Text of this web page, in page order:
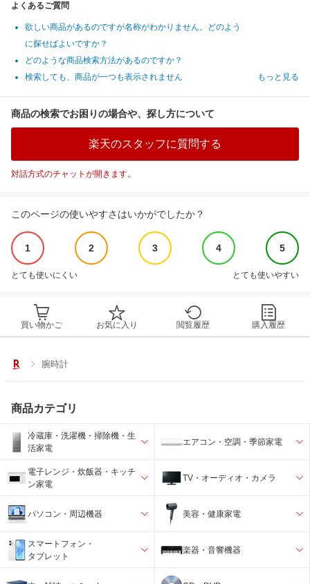
よくあるご質問
欲しい商品があるのですが名称がわかりません。どのよう
に探せばよいですか？
どのような商品検索方法があるのですか？
検索しても、商品が一つも表示されません
もっと見る
商品の検索でお困りの場合や、探し方について
楽天のスタッフに質問する
対話方式のチャットが開きます。
このページの使いやすさはいかがでしたか？
1 2 3 4 5
とても使いにくい とても使いやすい
買い物かご お気に入り 閲覧履歴 購入履歴
腕時計
商品カテゴリ
冷蔵庫・洗濯機・掃除機・生
活家電
エアコン・空調・季節家電
電子レンジ・炊飯器・キッチ
ン家電
TV・オーディオ・カメラ
パソコン・周辺機器 美容・健康家電
スマートフォン・
タブレット
楽器・音響機器